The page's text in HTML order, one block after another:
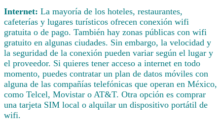
Internet: La mayoría de los hoteles, restaurantes,
cafeterías y lugares turísticos ofrecen conexión wifi
gratuita o de pago. También hay zonas públicas con wifi
gratuito en algunas ciudades. Sin embargo, la velocidad y
la seguridad de la conexión pueden variar según el lugar y
el proveedor. Si quieres tener acceso a internet en todo
momento, puedes contratar un plan de datos móviles con
alguna de las compañías telefónicas que operan en México,
como Telcel, Movistar o AT&T. Otra opción es comprar
una tarjeta SIM local o alquilar un dispositivo portátil de
wifi.